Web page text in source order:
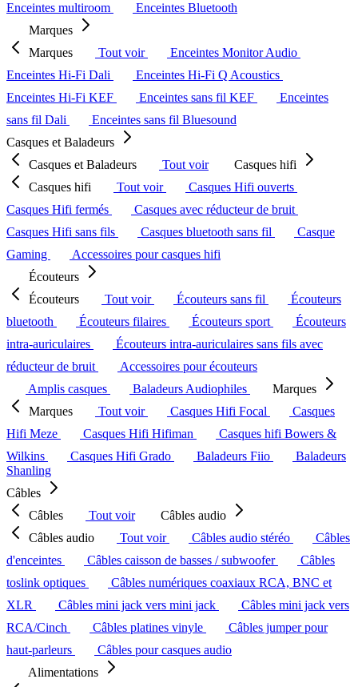
Enceintes multiroom
Enceintes Bluetooth
Marques
Marques
Tout voir
Enceintes Monitor Audio
Enceintes Hi-Fi Dali
Enceintes Hi-Fi Q Acoustics
Enceintes Hi-Fi KEF
Enceintes sans fil KEF
Enceintes
sans fil Dali
Enceintes sans fil Bluesound
Casques et Baladeurs
Casques et Baladeurs
Tout voir
Casques hifi
Casques hifi
Tout voir
Casques Hifi ouverts
Casques Hifi fermés
Casques avec réducteur de bruit
Casques Hifi sans fils
Casques bluetooth sans fil
Casque
Gaming
Accessoires pour casques hifi
Écouteurs
Écouteurs
Tout voir Écouteurs sans fil
Écouteurs
bluetooth
Écouteurs filaires Écouteurs sport
Écouteurs
intra-auriculaires
Écouteurs intra-auriculaires sans fils avec
réducteur de bruit
Accessoires pour écouteurs
Amplis casques
Baladeurs Audiophiles
Marques
Marques
Tout voir Casques Hifi Focal
Casques
Hifi Meze
Casques Hifi Hifiman
Casques hifi Bowers &
Wilkins
Casques Hifi Grado Baladeurs Fiio
Baladeurs
Shanling
Câbles
Câbles
Tout voir
Câbles audio
Câbles audio
Tout voir Câbles audio stéréo
Câbles
d'enceintes
Câbles caisson de basses / subwoofer
Câbles
toslink optiques
Câbles numériques coaxiaux RCA, BNC et
XLR
Câbles mini jack vers mini jack
Câbles mini jack vers
RCA/Cinch
Câbles platines vinyle
Câbles jumper pour
haut-parleurs
Câbles pour casques audio
Alimentations